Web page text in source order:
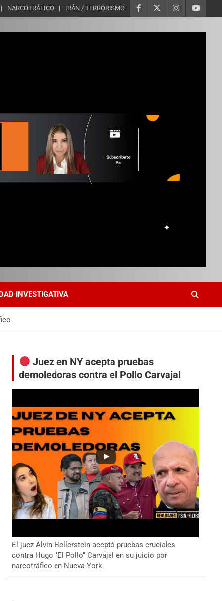
NARCOTRÁFICO IRÁN / TERRORISMO
INVESTIGATIVA
Juez en NY acepta pruebas
demoledoras contra el Pollo Carvajal
El juez Alvin Hellerstein aceptó pruebas cruciales
contra Hugo "El Pollo" Carvajal en su juicio por
narcotráfico en Nueva York.